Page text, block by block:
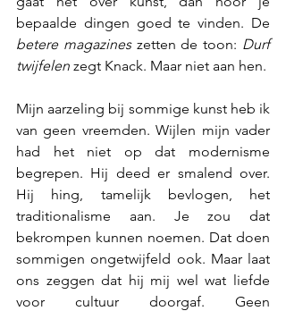
betere magazines zetten de toon: Durf
twijfelen zegt Knack. Maar niet aan hen.
Mijn aarzeling bij sommige kunst heb ik
van geen vreemden. Wijlen mijn vader
had het niet op dat modernisme
begrepen. Hij deed er smalend over.
Hij hing, tamelijk bevlogen, het
traditionalisme aan. Je zou dat
bekrompen kunnen noemen. Dat doen
sommigen ongetwijfeld ook. Maar laat
ons zeggen dat hij mij wel wat liefde
voor cultuur doorgaf. Geen